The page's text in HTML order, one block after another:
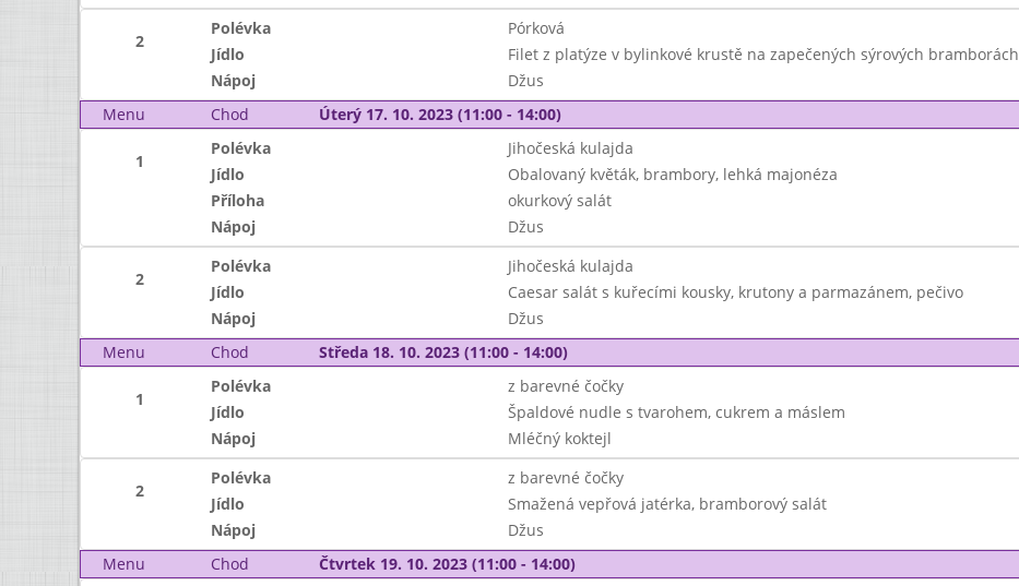
2
Polévka Pórková
Jídlo
Filet z platýze v bylinkové krustě na zapečených sýrových bramborách
Nápoj
Džus
Menu
Chod Úterý 17. 10. 2023 (11:00 - 14:00)
1
Polévka Jihočeská kulajda
Jídlo
Obalovaný květák, brambory, lehká majonéza
Příloha
okurkový salát
Nápoj
Džus
2
Polévka Jihočeská kulajda
Jídlo
Caesar salát s kuřecími kousky, krutony a parmazánem, pečivo
Nápoj
Džus
Menu
Chod Středa 18. 10. 2023 (11:00 - 14:00)
1
Polévka z barevné čočky
Jídlo
Špaldové nudle s tvarohem, cukrem a máslem
Nápoj
Mléčný koktejl
2
Polévka z barevné čočky
Jídlo
Smažená vepřová jatérka, bramborový salát
Nápoj
Džus
Menu
Chod Čtvrtek 19. 10. 2023 (11:00 - 14:00)